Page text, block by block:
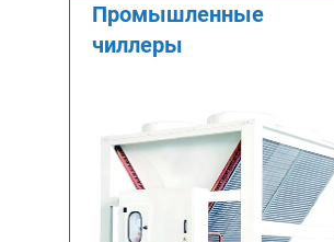
Промышленные
чиллеры